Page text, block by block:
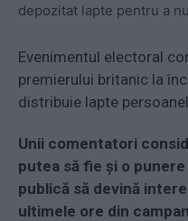
depozitat lapte pentru a
Evenimentul electoral
premierului britanic la
distribuie lapte
Unii comentatori
putea să fie și o
publică să devină
ultimele ore din